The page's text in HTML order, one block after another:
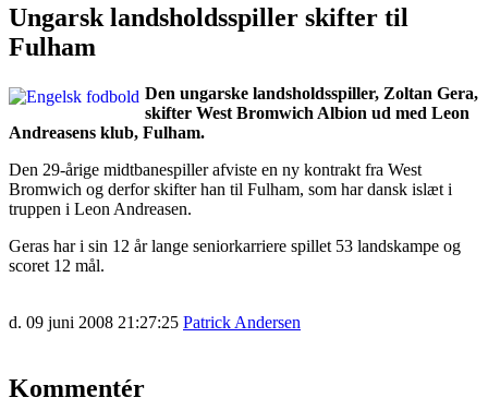
Ungarsk landsholdsspiller skifter til
Fulham
Den ungarske landsholdsspiller, Zoltan Gera,
skifter West Bromwich Albion ud med Leon
Andreasens klub, Fulham.
Den 29-årige midtbanespiller afviste en ny kontrakt fra West
Bromwich og derfor skifter han til Fulham, som har dansk islæt i
truppen i Leon Andreasen.
Geras har i sin 12 år lange seniorkarriere spillet 53 landskampe og
scoret 12 mål.
d. 09 juni 2008 21:27:25 Patrick Andersen
Kommentér